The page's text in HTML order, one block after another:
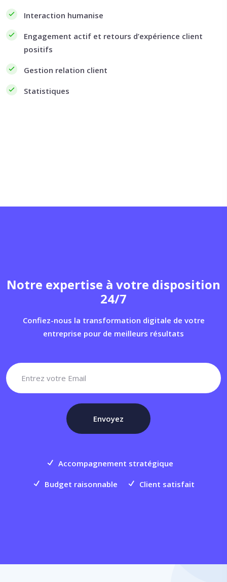
Interaction humanise
Engagement actif et retours d’expérience client
positifs
Gestion relation client
Statistiques
Notre expertise à votre disposition
24/7
Confiez-nous la transformation digitale de votre
entreprise pour de meilleurs résultats
Accompagnement stratégique
Budget raisonnable Client satisfait